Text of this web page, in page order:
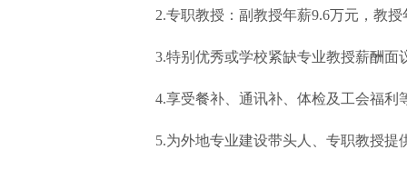
2.专职教授：副教授年薪9.6万元，教授
3.特别优秀或学校紧缺专业教授薪酬面
4.享受餐补、通讯补、体检及工会福利
5.为外地专业建设带头人、专职教授提